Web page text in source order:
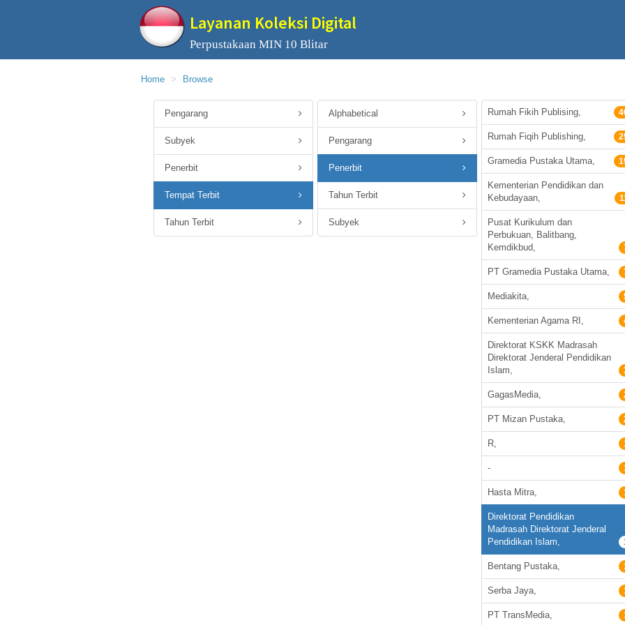
Layanan Koleksi Digital
Perpustakaan MIN 10 Blitar
Home Browse
Pengarang
Subyek
Penerbit
Tempat Terbit
Tahun Terbit
Alphabetical
Pengarang
Penerbit
Tahun Terbit
Subyek
Rumah Fikih Publising,
Rumah Fiqih Publishing,
Gramedia Pustaka Utama,
Kementerian Pendidikan dan
Kebudayaan,
Pusat Kurikulum dan
Perbukuan, Balitbang,
Kemdikbud,
PT Gramedia Pustaka Utama,
Mediakita,
Kementerian Agama RI,
Direktorat KSKK Madrasah
Direktorat Jenderal Pendidikan
Islam,
GagasMedia,
PT Mizan Pustaka,
R,
-
Hasta Mitra,
Direktorat Pendidikan
Madrasah Direktorat Jenderal
Pendidikan Islam,
Bentang Pustaka,
Serba Jaya,
PT TransMedia,